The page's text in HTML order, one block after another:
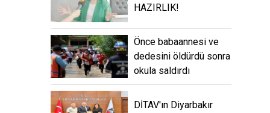
HAZIRLIK!
Önce babaannesi ve
dedesini öldürdü sonra
okula saldırdı
DİTAV'ın Diyarbakır